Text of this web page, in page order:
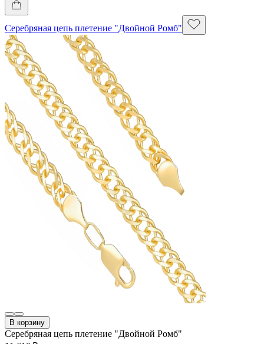
Серебряная цепь плетение "Двойной Ромб"
В корзину
Серебряная цепь плетение "Двойной Ромб"